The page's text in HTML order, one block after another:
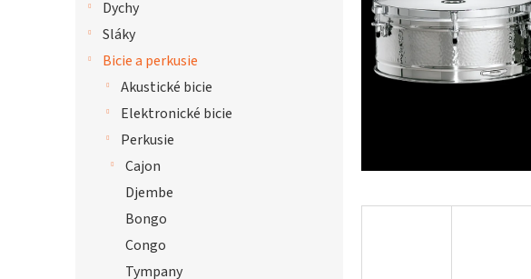
Dychy
Sláky
Bicie a perkusie
Akustické bicie
Elektronické bicie
Perkusie
Cajon
Djembe
Bongo
Congo
Tympany
hviezdičiek.